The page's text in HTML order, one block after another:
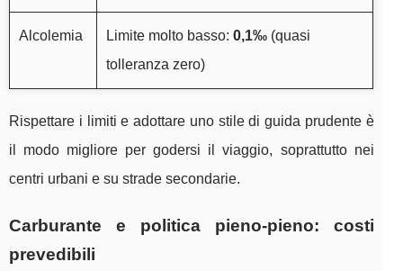
Alcolemia Limite molto basso: 0,1‰ (quasi
tolleranza zero)
Rispettare i limiti e adottare uno stile di guida prudente è
il modo migliore per godersi il viaggio, soprattutto nei
centri urbani e su strade secondarie.
Carburante e politica pieno-pieno: costi
prevedibili